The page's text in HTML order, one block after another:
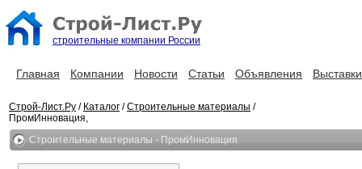
строительные компании России
Главная Компании Новости Статьи Объявления Выставки
Строй-Лист.Ру / Каталог /Строительные материалы /
ПромИнновация,
Строительные материалы - ПромИнновация